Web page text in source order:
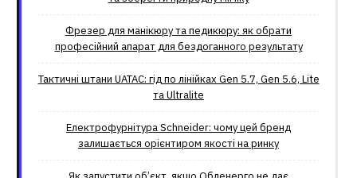
Фрезер для манікюру та педикюру: як обрати
професійний апарат для бездоганного результату
Тактичні штани UATAC: гід по лінійках Gen 5.7, Gen 5.6, Lite
та Ultralite
Електрофурнітура Schneider: чому цей бренд
залишається орієнтиром якості на ринку